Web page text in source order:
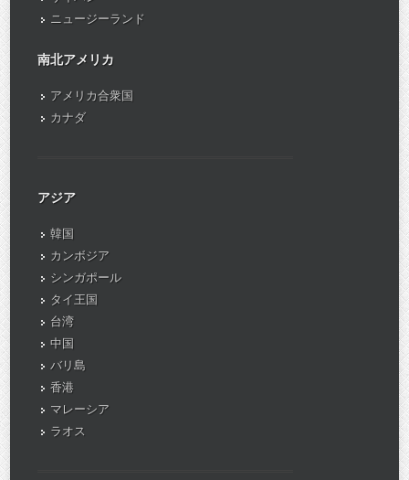
ニュージーランド
南北アメリカ
アメリカ合衆国
カナダ
アジア
韓国
カンボジア
シンガポール
タイ王国
台湾
中国
バリ島
香港
マレーシア
ラオス